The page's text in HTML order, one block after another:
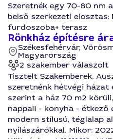
Szeretnék egy 70-80 nm
belső szerkezeti elosztas:
furdoszoba+ terasz
Rönkház építésre
Székesfehérvár,
Magyarország
2 szakember válaszolt
Tisztelt Szakemberek,
szeretnénk hétvégi házat
szerint a ház 70 m2
nappali - konyha - étkező
modern stílusú, téglalap
nyílászárókkal. Mikor: